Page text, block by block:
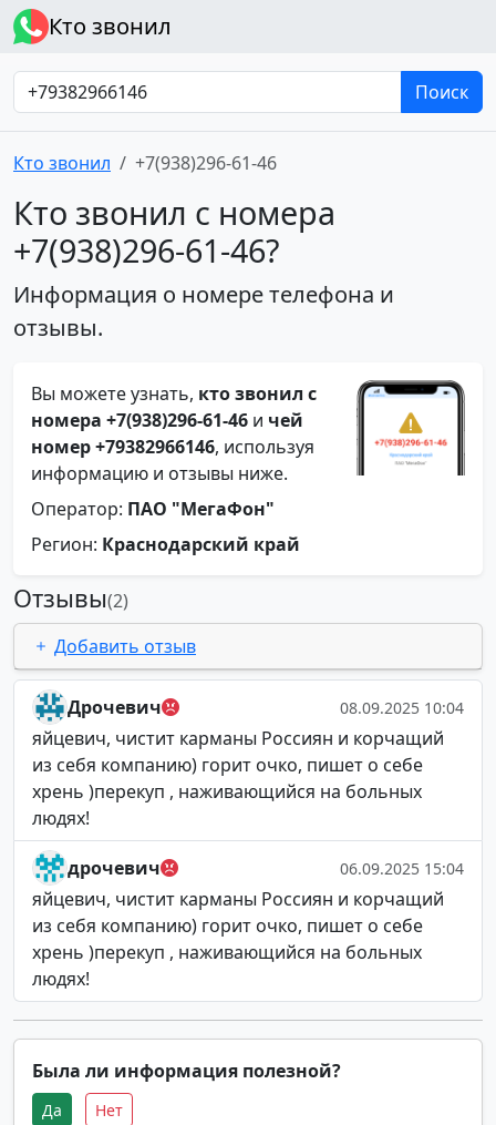
Кто звонил
Поиск
Кто звонил +7(938)296-61-46
Кто звонил с номера
+7(938)296-61-46?
Информация о номере телефона и
отзывы.
Вы можете узнать, кто звонил с
номера +7(938)296-61-46 и чей
номер +79382966146, используя
информацию и отзывы ниже.
Оператор: ПАО "МегаФон"
Регион: Краснодарский край
Отзывы(2)
Добавить отзыв
Дрочевич 08.09.2025 10:04
яйцевич, чистит карманы Россиян и корчащий
из себя компанию) горит очко, пишет о себе
хрень )перекуп , наживающийся на больных
людях!
дрочевич 06.09.2025 15:04
яйцевич, чистит карманы Россиян и корчащий
из себя компанию) горит очко, пишет о себе
хрень )перекуп , наживающийся на больных
людях!
Была ли информация полезной?
Да Нет